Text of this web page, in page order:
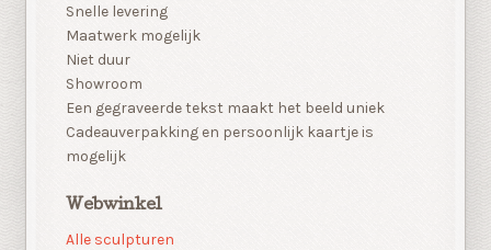
Snelle levering
Maatwerk mogelijk
Niet duur
Showroom
Een gegraveerde tekst maakt het beeld uniek
Cadeauverpakking en persoonlijk kaartje is
mogelijk
Webwinkel
Alle sculpturen